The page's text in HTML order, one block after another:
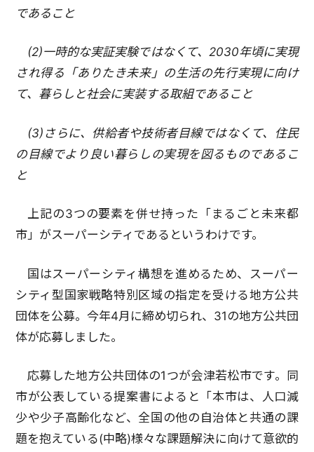
であること
(2)一時的な実証実験ではなくて、2030年頃に実現
され得る「ありたき未来」の生活の先行実現に向け
て、暮らしと社会に実装する取組であること
(3)さらに、供給者や技術者目線ではなくて、住民
の目線でより良い暮らしの実現を図るものであるこ
と
上記の3つの要素を併せ持った「まるごと未来都
市」がスーパーシティであるというわけです。
国はスーパーシティ構想を進めるため、スーパー
シティ型国家戦略特別区域の指定を受ける地方公共
団体を公募。今年4月に締め切られ、31の地方公共団
体が応募しました。
応募した地方公共団体の1つが会津若松市です。同
市が公表している提案書によると「本市は、人口減
少や少子高齢化など、全国の他の自治体と共通の課
題を抱えている(中略)様々な課題解決に向けて意欲的